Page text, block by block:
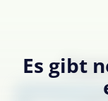
Es gibt